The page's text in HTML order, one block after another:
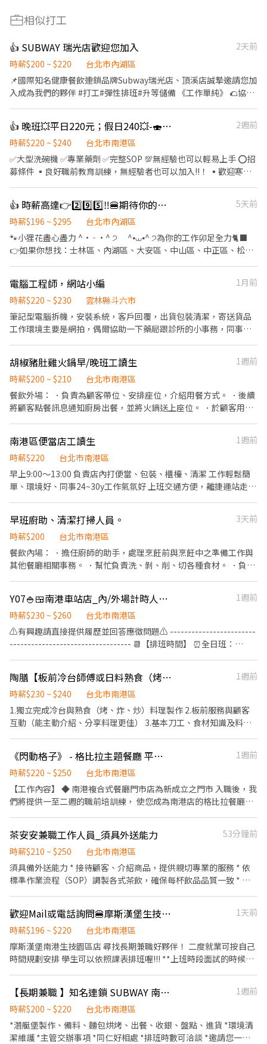
相似打工
👍 SUBWAY 瑞光店歡迎您加入
2天前
時薪$200 ~ $220
台北市內湖區
📌國際知名健康餐飲連鎖品牌Subway瑞光店、頂溪店誠摯邀請您加
入成為我們的夥伴 #打工#彈性排班#升等儲備 《工作單純》 🌮協助
儲備幹部 🚙上班地點，可多方選擇 我們有不同分店可滿足你的工作
需求！ 🕗多種不同時段，方便安排 ☝️歡迎二度就業或兼職斜槓 趕快
與我們聯繫，期待你加入！
👍 晚班💥平日220元；假日240💥-🍣SUSHIRO台北永春店🍣#待遇佳
2週前
時薪$220 ~ $240
台北市南港區
✅️大型洗碗機 ✅️專業藥劑 ✅️完整SOP 💯無經驗也可以輕易上手 ⭕招
募條件 ▪良好職前教育訓練，無經驗者也可以加入!!！ ▪歡迎寒暑
餐具清洗、餐具收納、環境整理整頓、環境清潔 ⭕獎金福利 ▪生日
禮券 ▪不定期活動競賽獎金 ▪一年4次考核及調薪！！ ▪加班費5
分鐘為單位精準計算 ⭕企業魅力 ▪「以人為本」注重團隊合作及交
流，採納同仁的意見，提升參與感 ▪除學習到日本商業禮儀、衛生
有升遷加薪的機會 ▪享有完善的福利制度，加班費為5分鐘為單位
計算，重視員工的辛勤付出 ▪計畫拓展全台灣，讓更多人有機會品
嚐美味平價壽司，致力成為頂尖品牌 ⭕基本保障 ①加班費(以5分鐘
為單位計算) ②勞保、健保、意外險 ③每月提撥勞工退休新制6% ④
特休／年假按照勞基法規定 ⑤颱風天出勤津貼補助 ⑥員工店內用餐
折扣 ⑦提供員工制服 ⑧任職一年後提供免費健檢
👍 時薪高達👉2️⃣9️⃣5️⃣‼️🍔期待你的「麥」力演出🍟餐飲服務員
5天前
時薪$196 ~ $295
台北市內湖區
🐾小狸花盡心盡力 ^• ᵕ •^ ੭ ^⦁⩊⦁^ ੭為你的工作卯足全力🐈‍⬛
👉如果你想找：士林區、內湖區、大安區、中山區、中正區、松山
客服務 🍌 炸物製餐 🍑 廚具、環境清潔維護 🫐 主管交辦事宜 🍉 內外
場都會接觸唷 .˚⊹ ⁺‧ 【工作時間】 ‧⁺ ⊹˚. ☀️ 早班：07:00 - 14:00
🌙 晚班：16:00 - 23:00 ⭐ 夜班：21:00 - 02:00 ⚠️每間店有缺的時段
不同，應徵時請告知我要應徵哪一區或哪間店 .˚⊹ ⁺‧ 【薪資制度】
📌 採排休制（無固定休） 🗓️ 周一至週日皆需排班 🚫 周六、周日可
排休不可固定休 .˚⊹ ⁺‧ 【上班地點】 ‧⁺ ⊹˚. 👉士林區 台北士林店
📍台北市士林區中山北路五段602號 👉內湖區 台北西湖店📍台北市
內湖區內湖路一段283號 台北舊宗二店📍台北市內湖區舊宗路一段
275號 👉大安區 羅斯福店📍台北市大安區羅斯福路二段45號 台北麟
光店📍台北市大安區和平東路三段406巷8號 台北復興二店📍台北市
大安區復興南路二段273號 台北光復店📍台北市大安區光復南路286
📍台北市中山區南京東路三段210之1號 👉中正區 林森二店📍台北
市中正區林森南路1號 台北濟南店📍台北市中正區濟南路二段66號
台北館前店📍台北市中正區館前路8號 台北公園店📍台北市中正區
公園路30-1號 台北南昌店📍台北市中正區南昌路一段149號 👉松山
區 台北民生店📍台北市松山區民生東路三段135號 台北民權店📍台
北市松山區民權東路三段128號 台北南京二店📍台北市松山區南京
東路五段162號 台北南京六店📍台北市松山區南京東路四段57號 👉
信義區 忠孝四店📍台北市信義區忠孝東路五段522號 台北101店📍
台北市信義區市府路45號 台北夢廣場店📍台北市信義區松高路11號
三段174號 台北動物園三店📍台北市文山區新光路二段30號 .˚⊹ ⁺‧
【超級亮點】 ‧⁺ ⊹˚. 💼 勞保・勞退・團保 ⛽ 汽機車油資補貼 🔧 汽
機車修繕補貼 🤝 推薦好友獎金 $600/人 📆 國定假日上班享雙倍薪資
💥 .˚⊹ ⁺‧ 【 想聯繫我】 ‧⁺ ⊹˚. ☝️ 點選【立即應徵】我會速度回覆
你！ ✌️ 或加入 🅻🅸🅽🅴：https://lin.ee/8rsUSDv 🤟 留言「姓名＋
電話＋截圖職缺」就能聯繫上～ 若想參考其他職缺，可以到我的
Threads，看更多更多的職缺喔♬ My Threads：tsaipei_ruby
https://reurl.cc/7b2vad 別害羞❌別害怕❌找工作聯繫我⭕
電腦工程師，網站小編
1月前
時薪$220 ~ $230
雲林縣斗六市
筆記型電腦拆機，安裝系統，客戶回覆，出貨包裝清潔，寄送貨品
工作環境主要是網拍，偶爾協助一下藥局跟診所的小事務，同事跟
胡椒豬肚雞火鍋早/晚班工讀生
1週前
時薪$200 ~ $210
台北市南港區
餐飲外場： ．負責為顧客帶位、安排座位，介紹用餐方式。 ．後續
將顧客點餐訊息通知廚房出餐，並將火鍋送上座位。 ．於顧客用餐
剝、削、切各種食材。 ．負責清理工作環境、設備和餐具。 ．協助
測量食材的容量與重量。
南港區便當店工讀生
1週前
時薪$220
台北市南港區
早上9:00～13:00 負責店內打便當、包裝、櫃檯、清潔 工作輕鬆簡
單、環境好、同事24~30y工作氣氛好 上班交通方便，離捷運站走路
早班廚助、清潔打掃人員。
3天前
時薪$200
台北市南港區
餐飲內場： ．擔任廚師的助手，處理烹飪前與烹飪中之準備工作與
其他餐廳相關事務。 ．幫忙負責洗、剝、削、切各種食材。 ．負責
Y07🍚🍱南港車站店_內/外場計時人員【YAYOI彌生軒】
1週前
時薪$230 ~ $260
台北市南港區
⚠️有興趣請直接提供履歷並回答應徵問題⚠️ ------------------------
---------------------------------- 📆【排班時間】 ⏰全日班：
------------------------- 【工作內容】 💪🥤《外場服務》 1. 佈置及
清理餐桌、安排座位、為顧客帶位 2. 答覆有關餐飲問題，必要時提
供建議 3. 上水、上餐並提供有關用餐的服務 4. 收銀服務 5. 工作區域
和設備的清潔以及保養 🥦🥩《內場廚務》 1. 洗剝削切各種食材，烹
---------------------------- ⭕️歡迎對餐飲服務有高度的熱忱，態度
積極認真的在校生加入，配合各大專院校學期、學年實習業務，可
津貼！計時人員每小時薪資額外再加10元。 ✅每月工時達成獎勵，
總工時達100小時以上發放500元或達150小時以上者發放1,000元。
✅一天中能排班最少4小時、每周最少須提供16-20小時排班。兩周
排班一次，可彈性調整。 ✅假日能排班的兼職人員
陶膳【板前冷台師傅或日料熟食（烤、炸、炒）廚師】
1週前
時薪$230 ~ $240
台北市南港區
1.獨立完成冷台與熟食（烤、炸、炒）料理製作 2.板前服務與顧客
互動（能主動介紹、分享料理更佳） 3.基本刀工、食材知識及料理
《閃動格子》 - 格比拉主題餐廳 平日內場早班餐廚助手
1週前
時薪$220 ~ $250
台北市南港區
【工作內容】 ◆ 南港複合式餐廳門市店為新成立之門市 入職後，我
們將提供一至二週的職前培訓練， 使您成為南港店的格比拉餐廳內
餐及品質確認。 4. 維持廚房環境清潔及器具整理。 5. 完成主管交辦
事項。
茶安安兼職工作人員_須具外送能力
53分鐘前
時薪$210 ~ $250
台北市南港區
須具備外送能力 * 接待顧客、介紹商品，提供親切專業的服務 * 依
標準作業流程（SOP）調製各式茶飲，確保每杯飲品品質一致 * 負
共同維持門市營運順暢 我們希望你 * 喜歡與人互動，具服務熱忱。
* 做事細心、有責任感、願意學習 * 能配合排班
歡迎Mail或電話詢問🍔摩斯漢堡生技園區店歡迎學生、上班族、留學生、主婦。
1天前
時薪$196 ~ $220
台北市南港區
摩斯漢堡南港生技園區店 尋找長期兼職好夥伴！ 二度就業可按自己
時間規劃安排 學生可以依照課表排班喔!!! **上班時段面試的時候都
維護客席環境 （2）內場：製作餐點、油炸點心、洗菜、維護廚房
客席環境 (3)需定期維護環境整潔 分貨補貨等 ✅時薪：196-220起 ➠
定期檢核，依能力調整薪資+$5/次 ➠23:00～06:00加發早夜津貼
+$45/時 ✅每月7號領薪水 （薪轉銀行為台新、中郵） ✅員工福利 🍔
【長期兼職 】知名連鎖 SUBWAY 南港中信 - 早晚班
1週前
時薪$200 ~ $220
台北市南港區
*潛艇堡製作、備料、麵包烘烤、出餐、收銀、盤點、進貨 *環境清
潔維護 *主管交辦事項 *同仁好相處 *排班時數可洽談 *邀請您一同